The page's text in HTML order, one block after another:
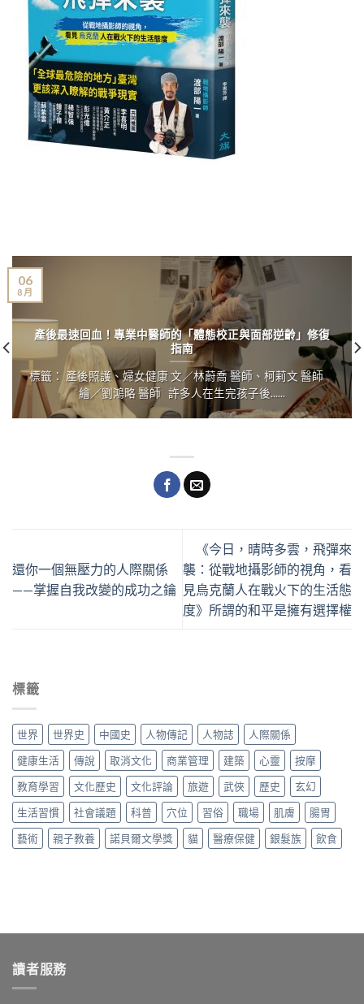
產後最速回血！專業中醫師的「體態校正與面部逆齡」修復
指南
標籤： 產後照護、婦女健康 文／林蔚喬 醫師、柯莉文 醫師
繪／劉鴻略 醫師 許多人在生完孩子後......
06
8 月
還你一個無壓力的人際關係
——掌握自我改變的成功之鑰
《今日，晴時多雲，飛彈來
襲：從戰地攝影師的視角，看
見烏克蘭人在戰火下的生活態
度》所謂的和平是擁有選擇權
標籤
世界 世界史 中國史 人物傳記 人物誌
人際關係
健康生活
傳說 取消文化 商業管理 建築 心靈
按摩
教育學習
文化歷史 文化評論 旅遊 武俠 歷史
玄幻
生活習慣
社會議題 科普 穴位 習俗 職場 肌膚
腸胃
藝術
親子教養 諾貝爾文學獎 貓 醫療保健 銀髮族 飲食
讀者服務